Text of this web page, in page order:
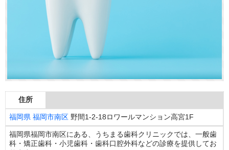
住所
福岡県 福岡市南区 野間1-2-18ロワールマンション高宮1F
福岡県福岡市南区にある、うちまる歯科クリニックでは、一般歯
科・矯正歯科・小児歯科・歯科口腔外科などの診療を提供してお